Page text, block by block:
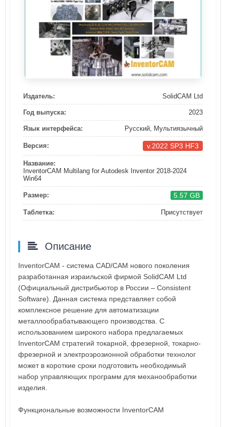
Издатель: SolidCAM Ltd
Год выпуска: 2023
Язык интерфейса: Русский, Мультиязычный
Версия: v.2022 SP3 HF3
Название:
InventorCAM Multilang for Autodesk Inventor 2018-2024
Win64
Размер: 5.57 GB
Таблетка: Присутствует
Описание
InventorCAM - система CAD/CAM нового поколения
разработанная израильской фирмой SolidCAM Ltd
(Официальный дистрибьютор в России – Consistent
Software). Данная система представляет собой
комплексное решение для автоматизации
металлообрабатывающего производства. С
использованием широкого набора предлагаемых
InventorCAM стратегий токарной, фрезерной, токарно-
фрезерной и электроэрозионной обработки технолог
может в короткие сроки подготовить необходимый
набор управляющих программ для механообработки
изделия.
Функциональные возможности InventorCAM